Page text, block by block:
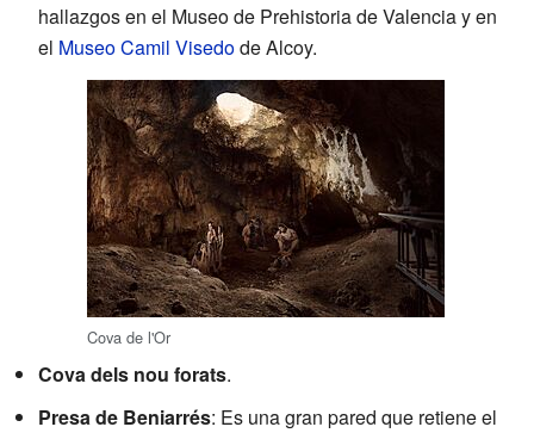
hallazgos en el Museo de Prehistoria de Valencia y en
el Museo Camil Visedode Alcoy.
Cova de l'Or
Cova dels nou forats.
Presa de Beniarrés: Es una gran pared que retiene el